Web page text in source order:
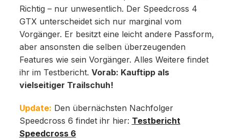
Richtig – nur unwesentlich. Der Speedcross 4
GTX unterscheidet sich nur marginal vom
Vorgänger. Er besitzt eine leicht andere Passform,
aber ansonsten die selben überzeugenden
Features wie sein Vorgänger. Alles Weitere findet
ihr im Testbericht. Vorab: Kauftipp als
vielseitiger Trailschuh!
Update: Den übernächsten Nachfolger
Speedcross 6 findet ihr hier: Testbericht
Speedcross 6